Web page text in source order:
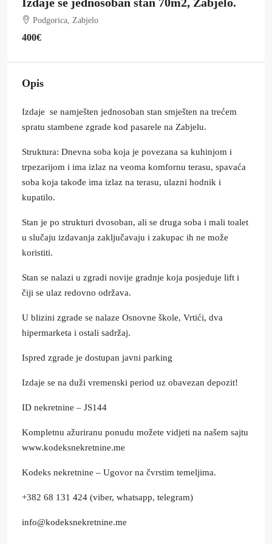
Podgorica, Zabjelo
400€
Opis
Izdaje se namješten jednosoban stan smješten na trećem
spratu stambene zgrade kod pasarele na Zabjelu.
Struktura: Dnevna soba koja je povezana sa kuhinjom i
trpezarijom i ima izlaz na veoma komfornu terasu, spavaća
soba koja takođe ima izlaz na terasu, ulazni hodnik i
kupatilo.
Stan je po strukturi dvosoban, ali se druga soba i mali toalet
u slučaju izdavanja zaključavaju i zakupac ih ne može
koristiti.
Stan se nalazi u zgradi novije gradnje koja posjeduje lift i
čiji se ulaz redovno održava.
U blizini zgrade se nalaze Osnovne škole, Vrtići, dva
hipermarketa i ostali sadržaj.
Ispred zgrade je dostupan javni parking
Izdaje se na duži vremenski period uz obavezan depozit!
ID nekretnine – JS144
Kompletnu ažuriranu ponudu možete vidjeti na našem sajtu
www.kodeksnekretnine.me
Kodeks nekretnine – Ugovor na čvrstim temeljima.
+382 68 131 424 (viber, whatsapp, telegram)
info@kodeksnekretnine.me